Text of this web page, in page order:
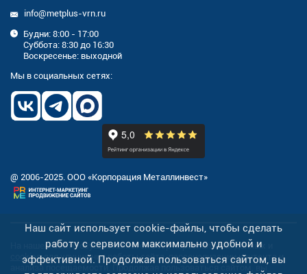
info@metplus-vrn.ru
Будни: 8:00 - 17:00
Суббота: 8:30 до 16:30
Воскресенье: выходной
Мы в социальных сетях:
@ 2006-2025. ООО «Корпорация Металлинвест»
На нашем сайте осуществляется сбор персональных данных и
cookiesдля улучшения работы сайта, персонализации контента и
анализа посещаемости. Продолжая пользоваться сайтом, вы
Наш сайт использует cookie-файлы, чтобы сделать
работу с сервисом максимально удобной и
эффективной. Продолжая пользоваться сайтом, вы